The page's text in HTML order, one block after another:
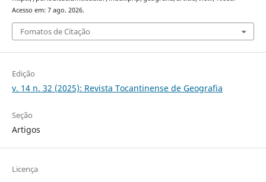
Acesso em: 7 ago. 2026.
Fomatos de Citação
Edição
v. 14 n. 32 (2025): Revista Tocantinense de Geografia
Seção
Artigos
Licença